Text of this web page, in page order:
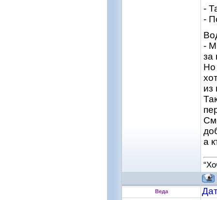
-
-
-
за
Но
из
а
Веда